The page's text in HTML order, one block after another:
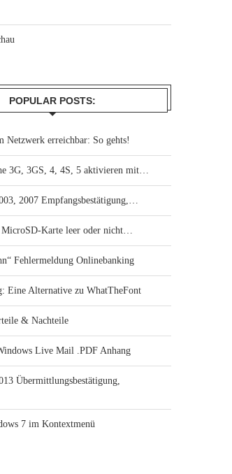
POPULAR POSTS:
Netzwerk erreichbar: So gehts!
3G, 3GS, 4, 4S, 5 aktivieren mit…
2007 Empfangsbestätigung,…
Karte leer oder nicht…
Fehlermeldung Onlinebanking
Eine Alternative zu WhatTheFont
& Nachteile
Live Mail .PDF Anhang
Übermittlungsbestätigung,
7 im Kontextmenü